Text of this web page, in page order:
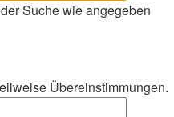
Suche wie angegeben
Übereinstimmungen.